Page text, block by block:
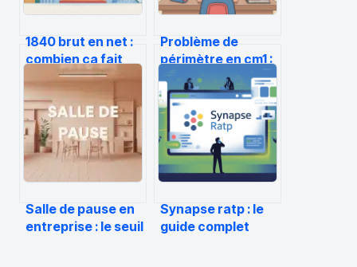
1840 brut en net :
combien ça fait
réellement sur
votre fiche de paie
?
Problème de
périmètre en cm1 :
comment lever les
blocages en
géométrie
Salle de pause en
entreprise : le seuil
Synapse ratp : le
guide complet